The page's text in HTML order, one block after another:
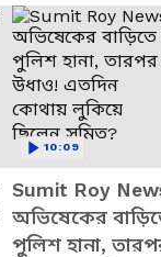
Sumit Roy
অভিষেকের
পুলিশ হানা,
10:09